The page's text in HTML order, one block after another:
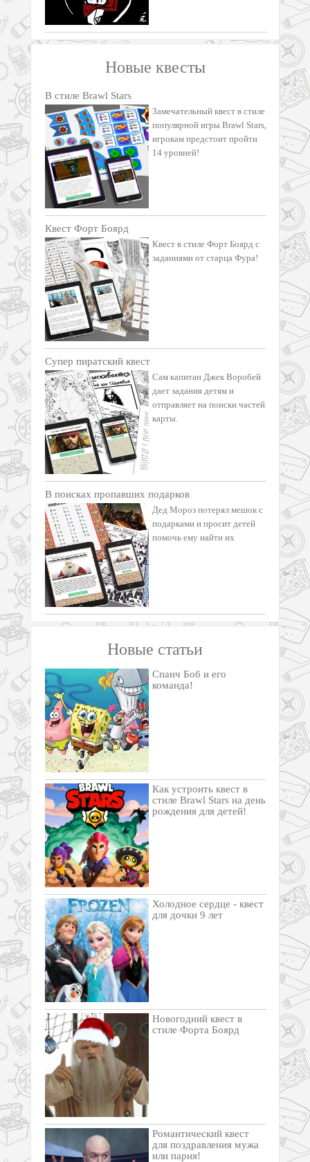
Новые квесты
В стиле Brawl Stars
Замечательный квест в стиле
популярной игры Brawl Stars,
игрокам предстоит пройти
14 уровней!
Квест Форт Боярд
Квест в стиле Форт Боярд с
заданиями от старца Фура!
Супер пиратский квест
Сам капитан Джек Воробей
дает задания детям и
отправляет на поиски частей
карты.
В поисках пропавших подарков
Дед Мороз потерял мешок с
подарками и просит детей
помочь ему найти их
Новые статьи
Спанч Боб и его
команда!
Как устроить квест в
стиле Brawl Stars на день
рождения для детей!
Холодное сердце - квест
для дочки 9 лет
Новогодний квест в
стиле Форта Боярд
Романтический квест
для поздравления мужа
или парня!